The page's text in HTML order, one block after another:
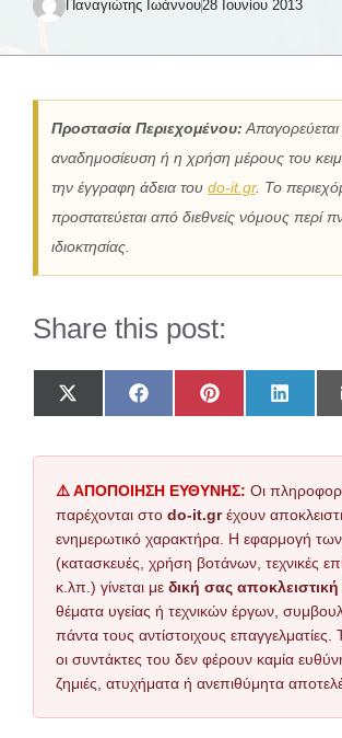
Παναγιώτης Ιωάννου28 Ιουνίου 2013
Προστασία Περιεχομένου:
αναδημοσίευση ή η χρήση μέρους του
την έγγραφη άδεια του do-it.gr. Το
προστατεύεται από διεθνείς νόμους περί
ιδιοκτησίας.
Share this post:
Share
on
(Twitter)
Share
on
Share
on
Share
on
⚠️ ΑΠΟΠΟΙΗΣΗ ΕΥΘΥΝΗΣ: Οι
παρέχονται στο do-it.grέχουν
ενημερωτικό χαρακτήρα. Η εφαρμογή
(κατασκευές, χρήση βοτάνων, τεχνικές
κ.λπ.) γίνεται με δική σας
θέματα υγείας ή τεχνικών έργων,
πάντα τους αντίστοιχους επαγγελματίες.
οι συντάκτες του δεν φέρουν καμία
ζημιές, ατυχήματα ή ανεπιθύμητα